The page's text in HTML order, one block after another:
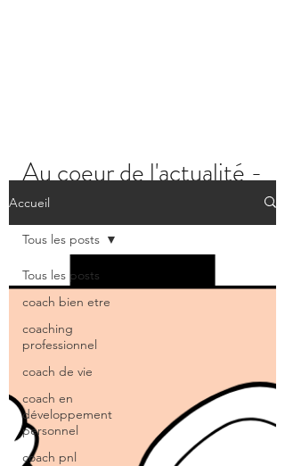
Au coeur de l'actualité -
Accueil
Tous les posts
coach bien etre
coaching
professionnel
coach de vie
coach en
développement
personnel
coach pnl
Tous les posts